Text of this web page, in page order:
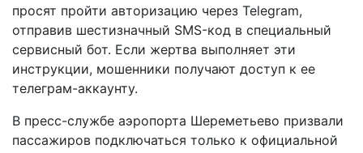
просят пройти авторизацию через Telegram,
отправив шестизначный SMS-код в специальный
сервисный бот. Если жертва выполняет эти
инструкции, мошенники получают доступ к ее
телеграм-аккаунту.
В пресс-службе аэропорта Шереметьево призвали
пассажиров подключаться только к официальной